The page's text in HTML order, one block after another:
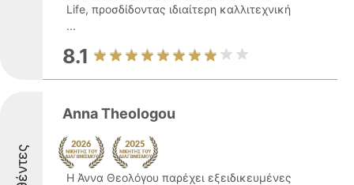
Life, προσδίδοντας ιδιαίτερη καλλιτεχνική
...
8.1
Anna Theologou
Η Άννα Θεολόγου παρέχει εξειδικευμένες